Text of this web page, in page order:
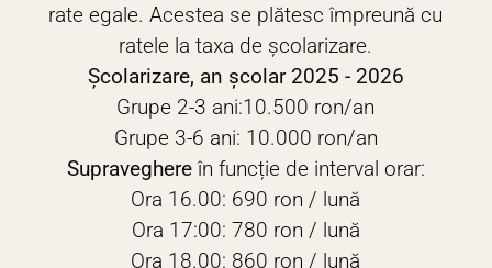
rate egale. Acestea se plătesc împreună cu
ratele la taxa de școlarizare.
Școlarizare, an școlar 2025 - 2026
Grupe 2-3 ani:10.500 ron/an
Grupe 3-6 ani: 10.000 ron/an
Supraveghereîn funcție de interval orar:
Ora 16.00: 690 ron / lună
Ora 17:00: 780 ron / lună
Ora 18.00: 860 ron / lună